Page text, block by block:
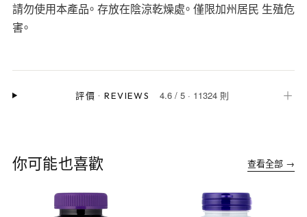
請勿使用本產品。 存放在陰涼乾燥處。 僅限加州居民 生殖危
害。
評價 ·REVIEWS 4.6/ 5· 11324 則 ＋
你可能也喜歡 查看全部 →